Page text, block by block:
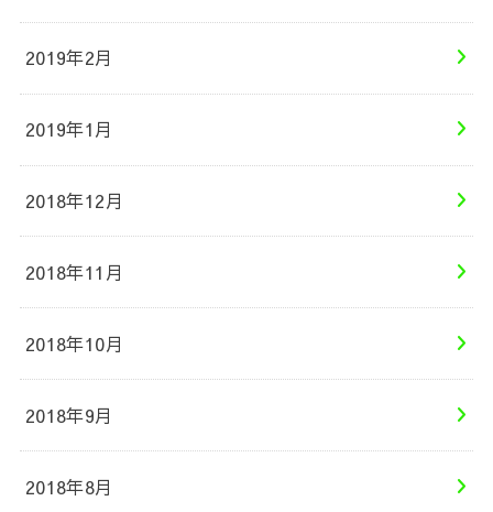
2019年2月
2019年1月
2018年12月
2018年11月
2018年10月
2018年9月
2018年8月